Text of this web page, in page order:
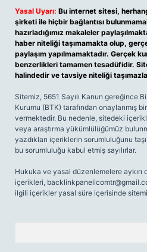
Yasal Uyarı: Bu internet sitesi,
şirketi ile hiçbir bağlantısı
hazırladığımız makaleler
haber niteliği taşımamakta olup,
paylaşım yapılmamaktadır. Gerçek
benzerlikleri tamamen tesadüfidir.
halindedir ve tavsiye niteliği
Sitemiz, 5651 Sayılı Kanun gereğince
Kurumu (BTK) tarafından onaylanmış
vermektedir. Bu nedenle, sitedeki
veya araştırma yükümlülüğümüz
yazdıkları içeriklerin sorumluluğunu
bu sorumluluğu kabul etmiş sayılırlar.
Hukuka ve yasal düzenlemelere aykırı
içerikleri,
ilgili içerikler yasal süre içerisinde